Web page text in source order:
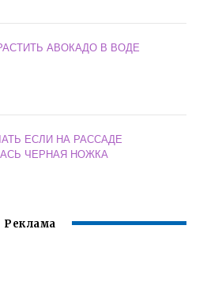
АВОКАДО В ВОДЕ
ЕСЛИ НА РАССАДЕ
ЧЕРНАЯ НОЖКА
Реклама